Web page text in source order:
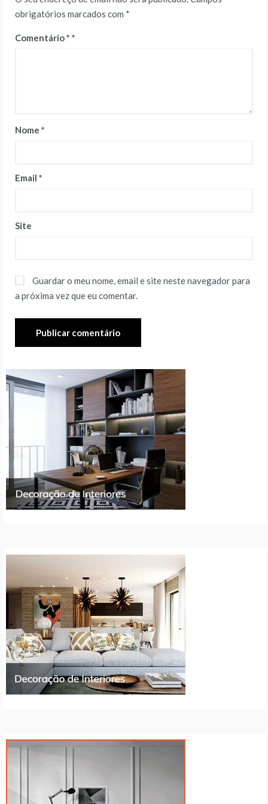
obrigatórios marcados com *
Comentário*
Nome *
Email *
Site
Guardar o meu nome, email e site neste navegador para
a próxima vez que eu comentar.